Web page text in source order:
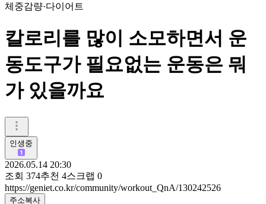
체중감량·다이어트
칼로리를 많이 소모하면서 운
동도구가 필요없는 운동은 뭐
가 있을까요
인생중
2026.05.14 20:30
조회 374추천 4스크랩 0
https://geniet.co.kr/community/workout_QnA/130242526
주소복사